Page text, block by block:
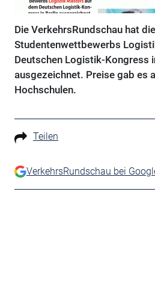
Die VerkehrsRundschau hat
Studentenwettbewerbs
Deutschen Logistik-Kongress
ausgezeichnet. Preise gab es
Hochschulen.
Teilen
VerkehrsRundschau bei